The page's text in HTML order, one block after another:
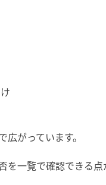
がっています。
一覧で確認できる点